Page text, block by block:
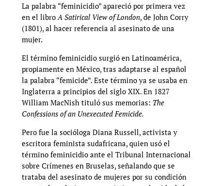
La palabra “feminicidio” apareció por primera vez
en el libro A Satirical View of London, de John Corry
(1801), al hacer referencia al asesinato de una
mujer.
El término feminicidio surgió en Latinoamérica,
propiamente en México, tras adaptarse al español
la palabra “femicide”. Este término ya se usaba en
Inglaterra a principios del siglo XIX. En 1827
William MacNish tituló sus memorias: The
Confessions of an Unexecuted Femicide.
Pero fue la socióloga Diana Russell, activista y
escritora feminista sudafricana, quien usó el
término feminicidio ante el Tribunal Internacional
sobre Crímenes en Bruselas, señalando que se
trataba del asesinato de mujeres por su condición